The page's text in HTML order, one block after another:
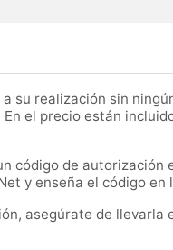
su realización sin
el precio están
código de autorización
y enseña el código en
asegúrate de llevarla